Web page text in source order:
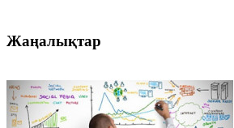
Жаңалықтар